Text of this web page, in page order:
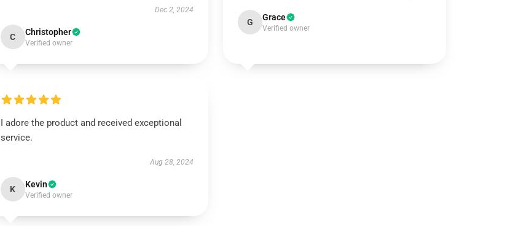
Dec 2, 2024
C Christopher
Verified owner
G Grace
Verified owner
I adore the product and received exceptional
service.
Aug 28, 2024
K Kevin
Verified owner